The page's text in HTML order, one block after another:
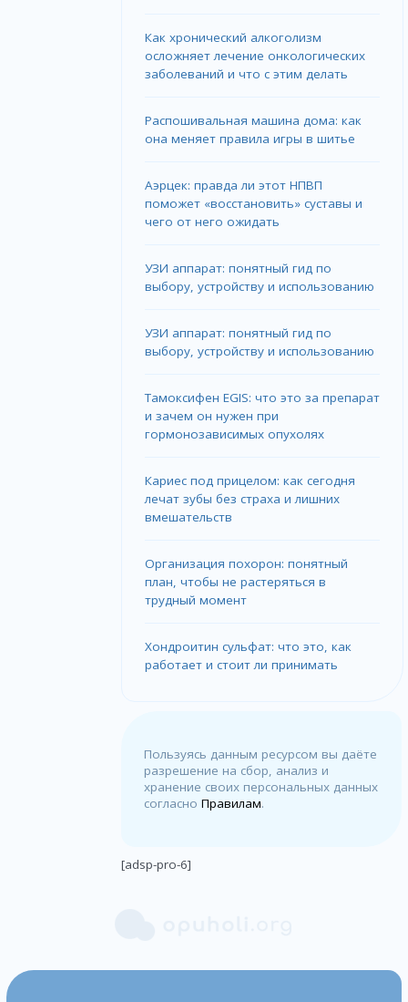
Как хронический алкоголизм
осложняет лечение онкологических
заболеваний и что с этим делать
Распошивальная машина дома: как
она меняет правила игры в шитье
Аэрцек: правда ли этот НПВП
поможет «восстановить» суставы и
чего от него ожидать
УЗИ аппарат: понятный гид по
выбору, устройству и использованию
УЗИ аппарат: понятный гид по
выбору, устройству и использованию
Тамоксифен EGIS: что это за препарат
и зачем он нужен при
гормонозависимых опухолях
Кариес под прицелом: как сегодня
лечат зубы без страха и лишних
вмешательств
Организация похорон: понятный
план, чтобы не растеряться в
трудный момент
Хондроитин сульфат: что это, как
работает и стоит ли принимать
Пользуясь данным ресурсом вы даёте
разрешение на сбор, анализ и
хранение своих персональных данных
согласноПравилам.
[adsp-pro-6]